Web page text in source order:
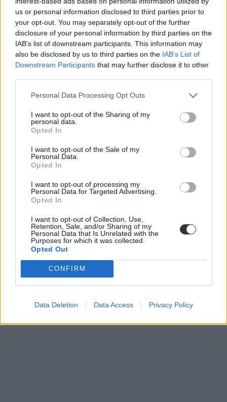
us or personal information disclosed to third parties prior to
your opt-out. You may separately opt-out of the further
disclosure of your personal information by third parties on the
IAB’s list of downstream participants. This information may
also be disclosed by us to third parties on the IAB’s List of
Downstream Participants that may further disclose it to other
Personal Data Processing Opt Outs
I want to opt-out of the Sharing of my
personal data.
Opted In
I want to opt-out of the Sale of my
Personal Data.
Opted In
I want to opt-out of processing my
Personal Data for Targeted Advertising.
Opted In
I want to opt-out of Collection, Use,
Retention, Sale, and/or Sharing of my
Personal Data that Is Unrelated with the
Purposes for which it was collected.
Opted Out
CONFIRM
Data Deletion Data Access Privacy Policy
külföldi hallgatók Magyarországon